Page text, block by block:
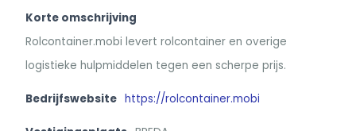
Korte omschrijving
Rolcontainer.mobi levert rolcontainer en overige
logistieke hulpmiddelen tegen een scherpe prijs.
Bedrijfswebsite https://rolcontainer.mobi